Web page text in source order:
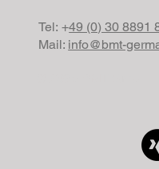
Tel: +49 (0) 30 8891
Mail: info@bmt-